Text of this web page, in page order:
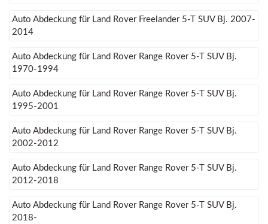
Auto Abdeckung für Land Rover Freelander 5-T SUV Bj. 2007-
2014
Auto Abdeckung für Land Rover Range Rover 5-T SUV Bj.
1970-1994
Auto Abdeckung für Land Rover Range Rover 5-T SUV Bj.
1995-2001
Auto Abdeckung für Land Rover Range Rover 5-T SUV Bj.
2002-2012
Auto Abdeckung für Land Rover Range Rover 5-T SUV Bj.
2012-2018
Auto Abdeckung für Land Rover Range Rover 5-T SUV Bj.
2018-